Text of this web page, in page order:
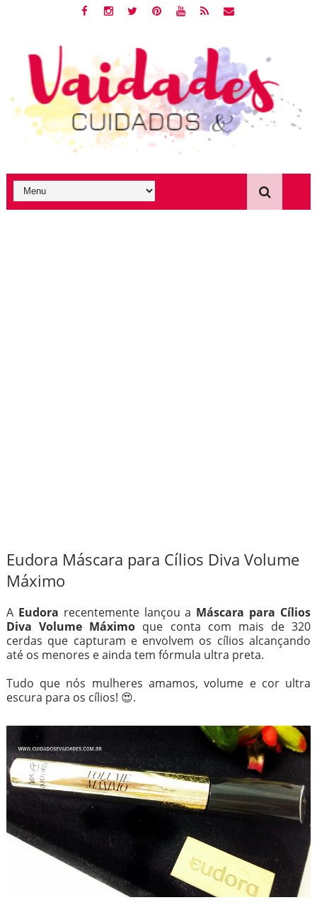
Eudora Máscara para Cílios Diva Volume
Máximo
A Eudora recentemente lançou a Máscara para Cílios
Diva Volume Máximo que conta com mais de 320
cerdas que capturam e envolvem os cílios alcançando
até os menores e ainda tem fórmula ultra preta.
Tudo que nós mulheres amamos, volume e cor ultra
escura para os cílios! 😍.